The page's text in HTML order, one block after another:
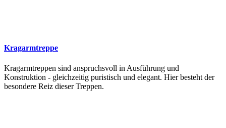
Kragarmtreppe
Kragarmtreppen sind anspruchsvoll in Ausführung und
Konstruktion - gleichzeitig puristisch und elegant. Hier besteht der
besondere Reiz dieser Treppen.